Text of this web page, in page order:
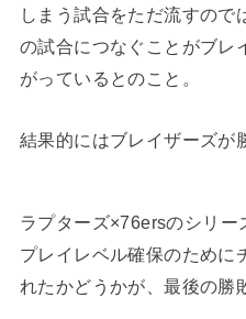
しまう試合をただ流すので
の試合につなぐことがブレ
がっているとのこと。
結果的にはブレイザーズが
ラプターズ×76ersのシリ
プレイレベル確保のために
れたかどうかが、最後の勝